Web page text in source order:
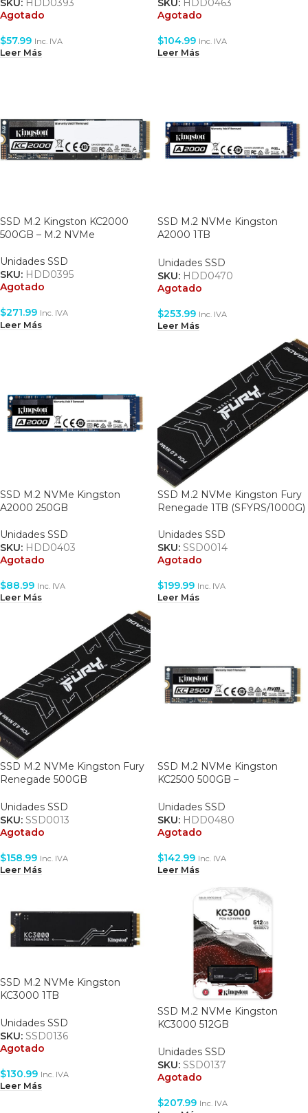
SKU: HDD0393
Agotado
$57.99 Inc. IVA
Leer Más
SKU: HDD0463
Agotado
$104.99 Inc. IVA
Leer Más
SSD M.2 Kingston KC2000
500GB – M.2 NVMe
Unidades SSD
SKU: HDD0395
Agotado
$271.99 Inc. IVA
Leer Más
SSD M.2 NVMe Kingston
A2000 1TB
Unidades SSD
SKU: HDD0470
Agotado
$253.99 Inc. IVA
Leer Más
SSD M.2 NVMe Kingston
A2000 250GB
Unidades SSD
SKU: HDD0403
Agotado
$88.99 Inc. IVA
Leer Más
SSD M.2 NVMe Kingston Fury
Renegade 1TB (SFYRS/1000G)
Unidades SSD
SKU: SSD0014
Agotado
$199.99 Inc. IVA
Leer Más
SSD M.2 NVMe Kingston Fury
Renegade 500GB
Unidades SSD
SKU: SSD0013
Agotado
$158.99 Inc. IVA
Leer Más
SSD M.2 NVMe Kingston
KC2500 500GB –
Unidades SSD
SKU: HDD0480
Agotado
$142.99 Inc. IVA
Leer Más
SSD M.2 NVMe Kingston
KC3000 1TB
Unidades SSD
SKU: SSD0136
Agotado
$130.99 Inc. IVA
Leer Más
SSD M.2 NVMe Kingston
KC3000 512GB
Unidades SSD
SKU: SSD0137
Agotado
$207.99 Inc. IVA